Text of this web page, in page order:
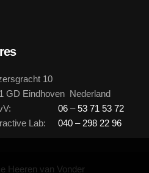
10
GD Eindhoven Nederland
06 – 53 71 53 72
Lab:
040 – 298 22 96
Heeren van Vonder